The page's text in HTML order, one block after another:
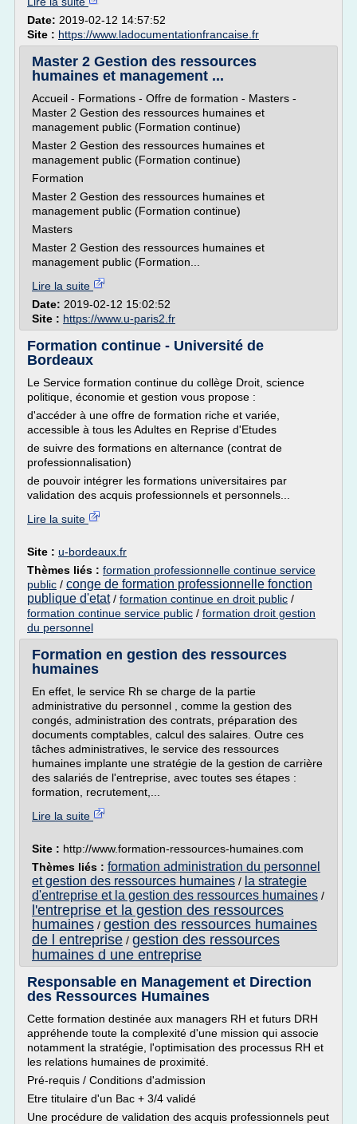
Date: 2019-02-12 14:57:52
Site : https://www.ladocumentationfrancaise.fr
Master 2 Gestion des ressources
humaines et management ...
Accueil - Formations - Offre de formation - Masters -
Master 2 Gestion des ressources humaines et
management public (Formation continue)
Master 2 Gestion des ressources humaines et
management public (Formation continue)
Formation
Master 2 Gestion des ressources humaines et
management public (Formation continue)
Masters
Master 2 Gestion des ressources humaines et
management public (Formation...
Lire la suite
Date: 2019-02-12 15:02:52
Site : https://www.u-paris2.fr
Formation continue - Université de
Bordeaux
Le Service formation continue du collège Droit, science
politique, économie et gestion vous propose :
d'accéder à une offre de formation riche et variée,
accessible à tous les Adultes en Reprise d'Etudes
de suivre des formations en alternance (contrat de
professionnalisation)
de pouvoir intégrer les formations universitaires par
validation des acquis professionnels et personnels...
Lire la suite
Site : u-bordeaux.fr
Thèmes liés : formation professionnelle continue service
public / conge de formation professionnelle fonction
publique d'etat/ formation continue en droit public /
formation continue service public / formation droit gestion
du personnel
Formation en gestion des ressources
humaines
En effet, le service Rh se charge de la partie
administrative du personnel , comme la gestion des
congés, administration des contrats, préparation des
documents comptables, calcul des salaires. Outre ces
tâches administratives, le service des ressources
humaines implante une stratégie de la gestion de carrière
des salariés de l'entreprise, avec toutes ses étapes :
formation, recrutement,...
Lire la suite
Site : http://www.formation-ressources-humaines.com
Thèmes liés : formation administration du personnel
et gestion des ressources humaines / la strategie
d'entreprise et la gestion des ressources humaines /
l'entreprise et la gestion des ressources
humaines / gestion des ressources humaines
de l entreprise / gestion des ressources
humaines d une entreprise
Responsable en Management et Direction
des Ressources Humaines
Cette formation destinée aux managers RH et futurs DRH
appréhende toute la complexité d'une mission qui associe
notamment la stratégie, l'optimisation des processus RH et
les relations humaines de proximité.
Pré-requis / Conditions d'admission
Etre titulaire d'un Bac + 3/4 validé
Une procédure de validation des acquis professionnels peut